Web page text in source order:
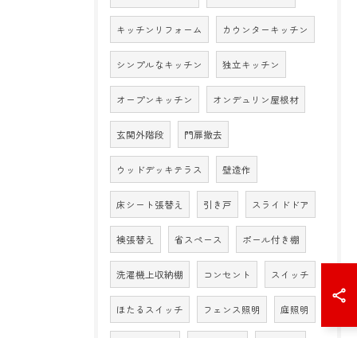
キッチンリフォーム カウンターキッチン
シンプルなキッチン 独立キッチン
オープンキッチン オンデュリン屋根材
玄関外階段 門扉撤去
ウッドデッキテラス 壁造作
床シート張替え 引き戸 スライドドア
襖張替え 省スペース ポール付き棚
洗濯機上収納棚 コンセント スイッチ
ほたるスイッチ フェンス照明 庭照明